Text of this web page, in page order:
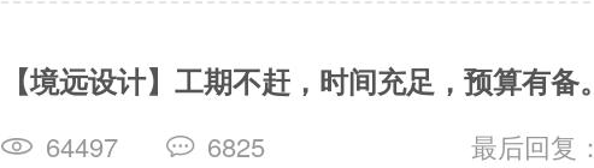
【境远设计】工期不赶，时间充足，预算有备
64497 6825 最后回复